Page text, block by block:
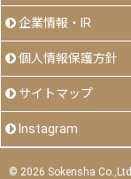
企業情報・IR
個人情報保護方針
サイトマップ
Instagram
© 2026 Sokensha Co.,Ltd.